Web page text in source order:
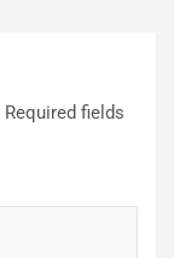
Required fields